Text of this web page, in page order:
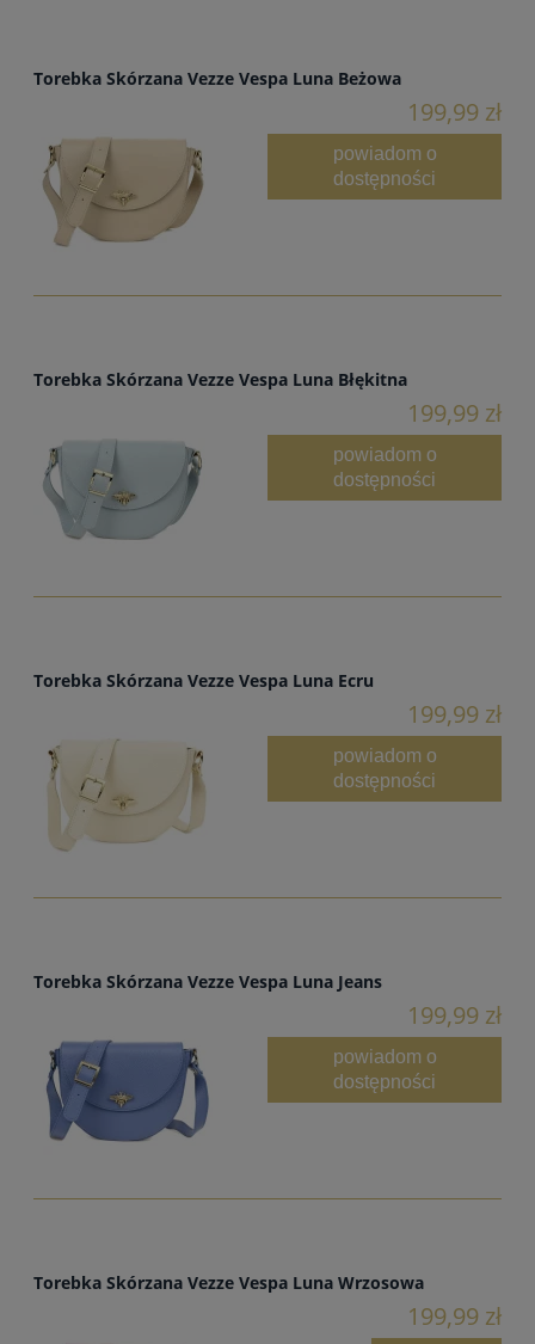
Torebka Skórzana Vezze Vespa Luna Beżowa
199,99 zł
powiadom o
dostępności
Torebka Skórzana Vezze Vespa Luna Błękitna
199,99 zł
powiadom o
dostępności
Torebka Skórzana Vezze Vespa Luna Ecru
199,99 zł
powiadom o
dostępności
Torebka Skórzana Vezze Vespa Luna Jeans
199,99 zł
powiadom o
dostępności
Torebka Skórzana Vezze Vespa Luna Wrzosowa
199,99 zł